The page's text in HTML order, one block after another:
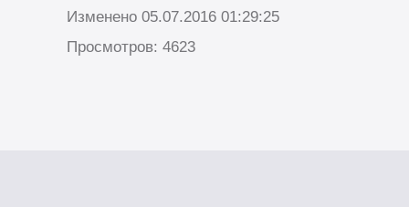
Изменено 05.07.2016 01:29:25
Просмотров: 4623